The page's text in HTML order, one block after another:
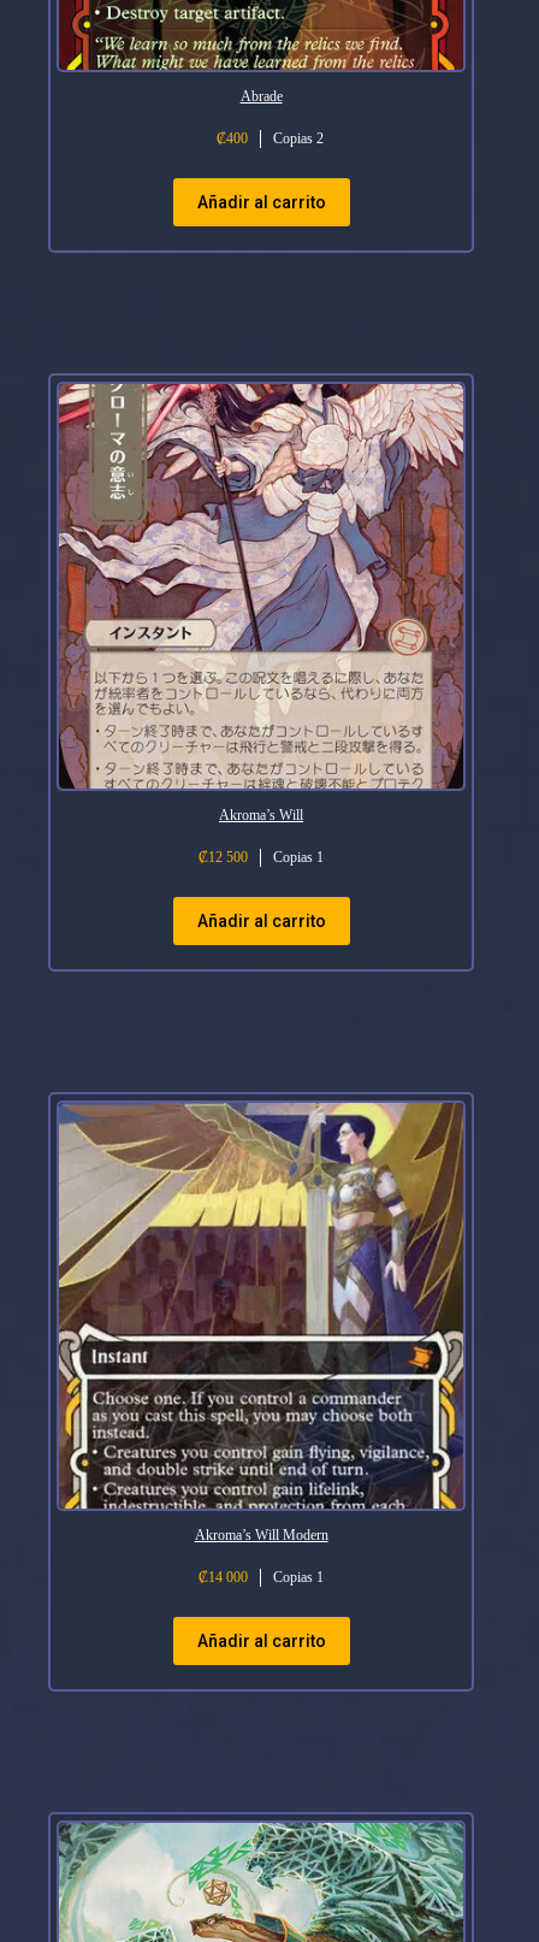
Abrade
₡400 Copias 2
Añadir al carrito
Akroma’s Will
₡12 500 Copias 1
Añadir al carrito
Akroma’s Will Modern
₡14 000 Copias 1
Añadir al carrito